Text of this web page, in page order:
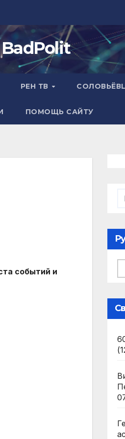
РЕН ТВ
ПОМОЩЬ САЙТУ
событий и